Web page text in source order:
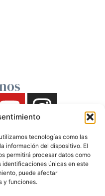
tecnologías como las
información del dispositivo. El
permitirá procesar datos como
identificaciones únicas en este
puede afectar
y funciones.